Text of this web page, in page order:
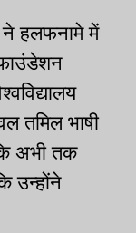
ने हलफनामे में
फाउंडेशन
तमिल भाषी
अभी तक
उन्होंने